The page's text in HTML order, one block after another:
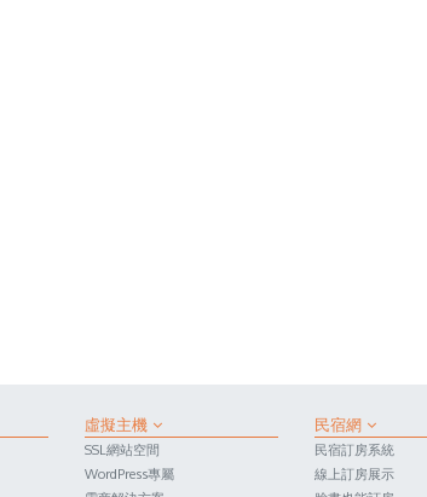
虛擬主機
SSL網站空間
WordPress專屬
民宿網
民宿訂房系統
線上訂房展示